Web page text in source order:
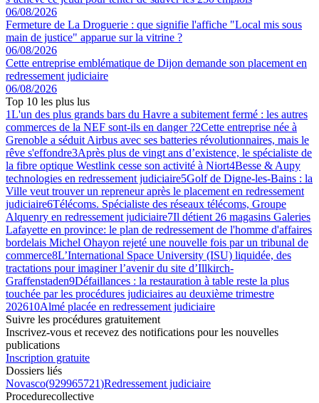
06/08/2026
Fermeture de La Droguerie : que signifie l'affiche "Local mis sous
main de justice" apparue sur la vitrine ?
06/08/2026
Cette entreprise emblématique de Dijon demande son placement en
redressement judiciaire
06/08/2026
Top 10 les plus lus
1L'un des plus grands bars du Havre a subitement fermé : les autres
commerces de la NEF sont-ils en danger ?2Cette entreprise née à
Grenoble a séduit Airbus avec ses batteries révolutionnaires, mais le
rêve s'effondre3Après plus de vingt ans d’existence, le spécialiste de
la fibre optique Westlink cesse son activité à Niort4Besse & Aupy
technologies en redressement judiciaire5Golf de Digne-les-Bains : la
Ville veut trouver un repreneur après le placement en redressement
judiciaire6Télécoms. Spécialiste des réseaux télécoms, Groupe
Alquenry en redressement judiciaire7Il détient 26 magasins Galeries
Lafayette en province: le plan de redressement de l'homme d'affaires
bordelais Michel Ohayon rejeté une nouvelle fois par un tribunal de
commerce8L’International Space University (ISU) liquidée, des
tractations pour imaginer l’avenir du site d’Illkirch-
Graffenstaden9Défaillances : la restauration à table reste la plus
touchée par les procédures judiciaires au deuxième trimestre
202610Almé placée en redressement judiciaire
Suivre les procédures gratuitement
Inscrivez-vous et recevez des notifications pour les nouvelles
publications
Inscription gratuite
Dossiers liés
Novasco(929965721)Redressement judiciaire
Procedurecollective